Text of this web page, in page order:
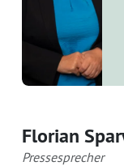
Florian
Pressesprecher